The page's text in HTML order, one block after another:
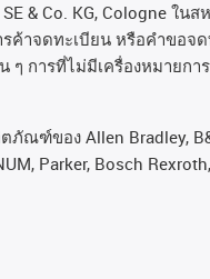
& Co. KG, Cologne ในส
รค้าจดทะเบียน หรือคำขอจด
ๆ การที่ไม่มีเครื่องหมายกา
ฑ์ของ Allen Bradley,
Parker, Bosch